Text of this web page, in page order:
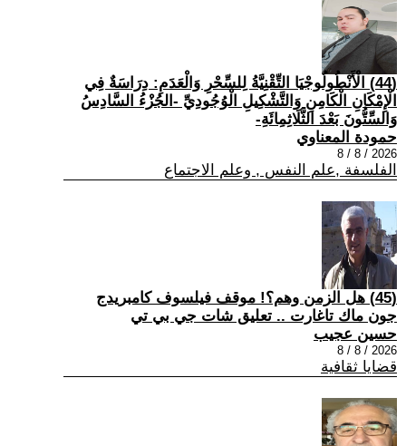
(44) الْأَنْطُولُوجْيَا التِّقْنِيَّةُ لِلسِّحْرِ وَالْعَدَمِ: دِرَاسَةٌ فِي
الْإِمْكَانِ الْكَامِنِ وَالتَّشْكِيلِ الْوُجُودِيِّ -الجُزْءُ السَّادِسُ
وَالسِّتُّونَ بَعْدَ الثَّلَاثِمِائَةِ-
حمودة المعناوي
2026 / 8 / 8
الفلسفة ,علم النفس , وعلم الاجتماع
(45) هل الزمن وهم؟! موقف فيلسوف كامبريدج
جون ماك تاغارت .. تعليق شات جي بي تي
حسين عجيب
2026 / 8 / 8
قضايا ثقافية